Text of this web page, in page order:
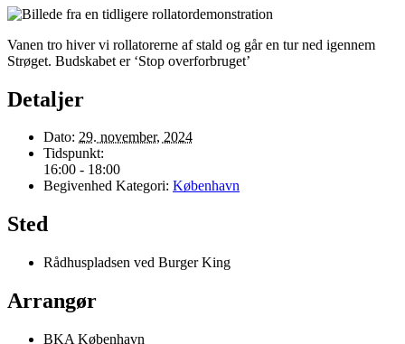
Vanen tro hiver vi rollatorerne af stald og går en tur ned igennem
Strøget. Budskabet er ‘Stop overforbruget’
Detaljer
Dato: 29. november, 2024
Tidspunkt:
16:00 - 18:00
Begivenhed Kategori: København
Sted
Rådhuspladsen ved Burger King
Arrangør
BKA København